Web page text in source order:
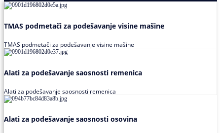
TMAS podmetači za podešavanje visine mašine
TMAS podmetači za podešavanje visine mašine
Alati za podešavanje saosnosti remenica
Alati za podešavanje saosnosti remenica
Alati za podešavanje saosnosti osovina